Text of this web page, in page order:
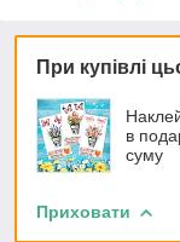
При купівлі
в
суму
Приховати